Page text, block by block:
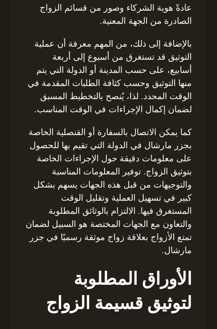
عادةً هوية الشركاء وصور من قسائم الزواج
الصادرة من الجهة المعنية.
بالإضافة إلى ذلك، من المهم معرفة أن عملية
التوثيق قد تستغرق من أسبوع إلى أربعة
أسابيع، على حسب المدينة أو الدولة التي يتم
منها التوثيق وحسب كثافة الطلبات المقدمة في
الوقت المحدد. لذا، يُنصح بالتخطيط المسبق
لضمان إكمال الإجراءات في الوقت المناسب.
كما يمكن الاتصال بالسفارة أو القنصلية الخاصة
بجزر مارشال في الدولة التي تقيم بها للحصول
على معلومات دقيقة حول الإجراءات الخاصة
بتوثيق الزواج. توفير المعلومات المناسبة
والتوجيهات من قبل هذه الجهات يسهم بشكل
كبير في تسهيل العملية وتقليل الوقت
المستغرق فيها. الالتزام بالوثائق المطلوبة
والتعاون مع الجهات المختصة هو السبيل لضمان
تمتع الأزواج بعلاقة زواج موثقة رسميًا في جزر
مارشال.
الأوراق المطلوبة
لتوثيق قسيمة الزواج